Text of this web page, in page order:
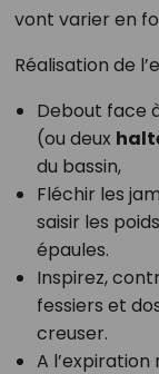
vont varier en
Réalisation de
Debout face
(ou deux
du bassin,
Fléchir les
saisir les
épaules.
Inspirez,
fessiers et
creuser.
A